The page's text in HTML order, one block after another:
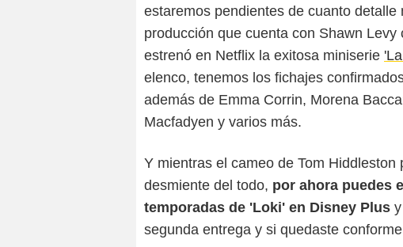
estaremos pendientes de cuanto
producción que cuenta con Shawn
estrenó en Netflix la exitosa miniserie
elenco, tenemos los fichajes
además de Emma Corrin, Morena
Macfadyen y varios más.
Y mientras el cameo de Tom
desmiente del todo, por ahora puedes
temporadas de 'Loki' en Disney Plus
segunda entrega y si quedaste